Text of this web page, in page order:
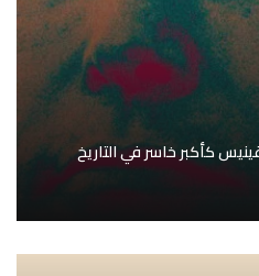
كأكبر خاسر في التاريخ